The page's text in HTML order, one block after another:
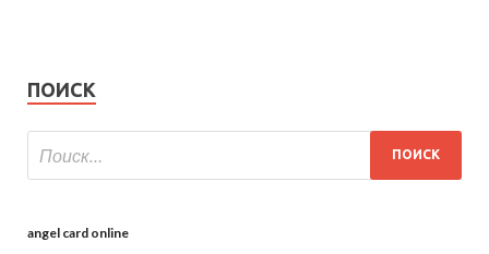
ПОИСК
angel card online